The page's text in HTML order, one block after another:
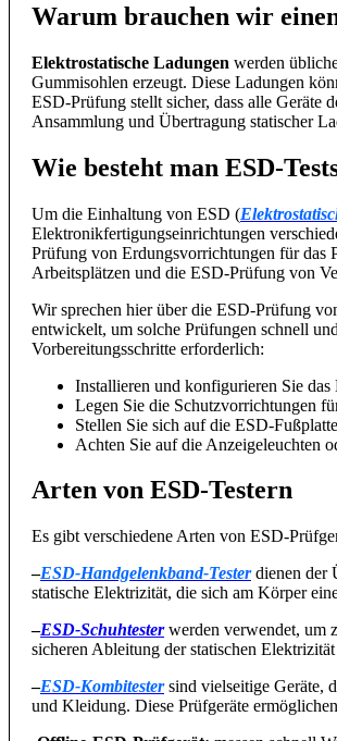
Warum brauchen wir
Elektrostatische Ladungen werden
Gummisohlen erzeugt. Diese Ladungen
ESD-Prüfung stellt sicher, dass alle Geräte
Ansammlung und Übertragung statischer
Wie besteht man ESD-
Um die Einhaltung von ESD (
Elektronikfertigungseinrichtungen
Prüfung von Erdungsvorrichtungen für
Arbeitsplätzen und die ESD-Prüfung von
Wir sprechen hier über die ESD-Prüfung
entwickelt, um solche Prüfungen schnell
Vorbereitungsschritte erforderlich:
Installieren und konfigurieren Sie das
Legen Sie die Schutzvorrichtungen
Stellen Sie sich auf die ESD-
Achten Sie auf die Anzeigeleuchten
Arten von ESD-Testern
Es gibt verschiedene Arten von ESD-
–ESD-Handgelenkband-Testerdienen der
statische Elektrizität, die sich am Körper
–ESD-Schuhtester werden verwendet, um
sicheren Ableitung der statischen
–ESD-Kombitestersind vielseitige Geräte,
und Kleidung. Diese Prüfgeräte